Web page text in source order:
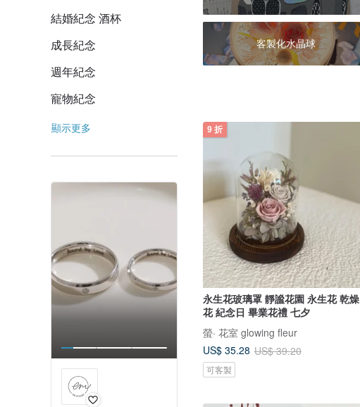
結婚紀念 酒杯
成長紀念
週年紀念
寵物紀念
顯示更多
客製化水晶球
9 折
永生花玻璃罩 靜謐花園 永生花 乾燥
花 紀念日 畢業花禮 七夕
螢· 花室 glowing fleur
US$ 35.28 US$ 39.20
可客製